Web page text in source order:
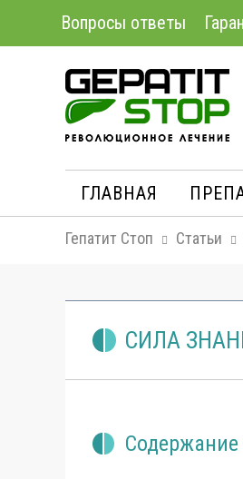
Вопросы ответы
ГЛАВНАЯ
Гепатит Стоп Статьи
СИЛА
Содержание